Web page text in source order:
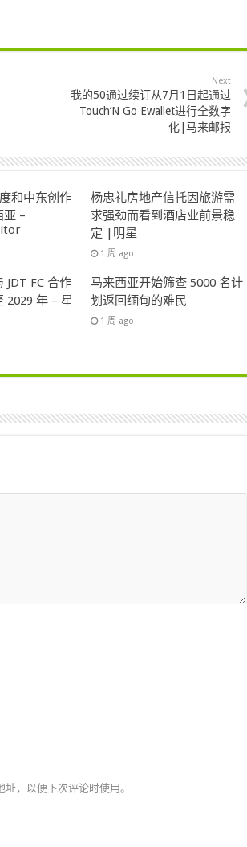
Next
我的50通过续订从7月1日起通过
Touch’N Go Ewallet进行全数字
化|马来邮报
和中东创作
亚 –
杨忠礼房地产信托因旅游需
求强劲而看到酒店业前景稳
定 |明星
1 周 ago
JDT FC 合作
2029 年 – 星
马来西亚开始筛查 5000 名计
划返回缅甸的难民
1 周 ago
，以便下次评论时使用。